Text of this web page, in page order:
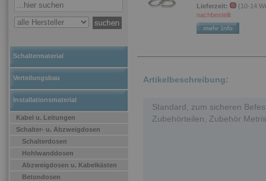
Schaltermaterial
Verteilungsbau
Installationsmaterial
Kabel u. Leitungen
Schalter- u. Abzweigdosen
Schalterdosen
Hohlwanddosen
Abzweigdosen u. Kabelkästen
Betondosen
Lieferzeit:
(10-14
nachbestellt
Artikelbeschreibung:
Standard, zum sicheren
Zubehörteilen, Zubehör